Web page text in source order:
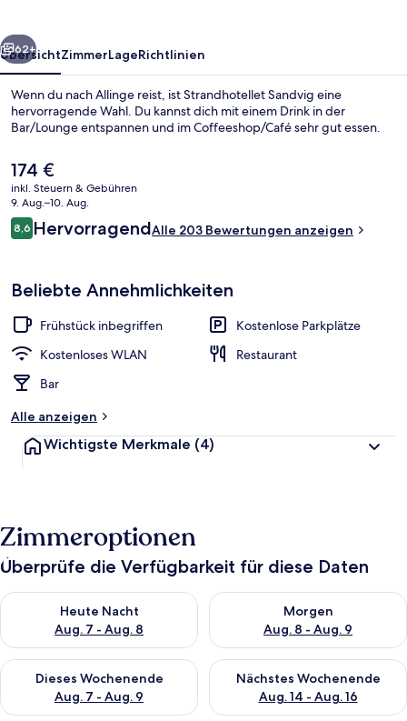
Weiter
62+
ÜbersichtZimmerLageRichtlinien
Wenn du nach Allinge reist, ist Strandhotellet Sandvig eine
hervorragende Wahl. Du kannst dich mit einem Drink in der
Bar/Lounge entspannen und im Coffeeshop/Café sehr gut essen.
Der
aktuelle
Preis
beträgt
174 €.
174 €
inkl. Steuern & Gebühren
9. Aug.–10. Aug.
Bewertungen
8,68,6 von 10.
HervorragendAlle 203 Bewertungen anzeigen
Beliebte Annehmlichkeiten
Frühstück inbegriffen
Kostenlose Parkplätze
Kostenloses WLAN
Restaurant
Bar
Alle anzeigen
Wichtigste Merkmale (4)
Zimmeroptionen
Überprüfe die Verfügbarkeit für diese Daten
Heute Nacht
Aug. 7 - Aug. 8
Überprüfe die Verfügbarkeit für heute Nacht, Aug. 7 - Aug. 8.
Morgen
Aug. 8 - Aug. 9
Überprüfe die Verfügbarkeit
Dieses Wochenende
Aug. 7 - Aug. 9
Überprüfe die Verfügbarkeit für dieses Wochenende, Aug. 7
Nächstes Wochenende
Aug. 14 - Aug. 16
Überprüfe die Verfügbarkeit